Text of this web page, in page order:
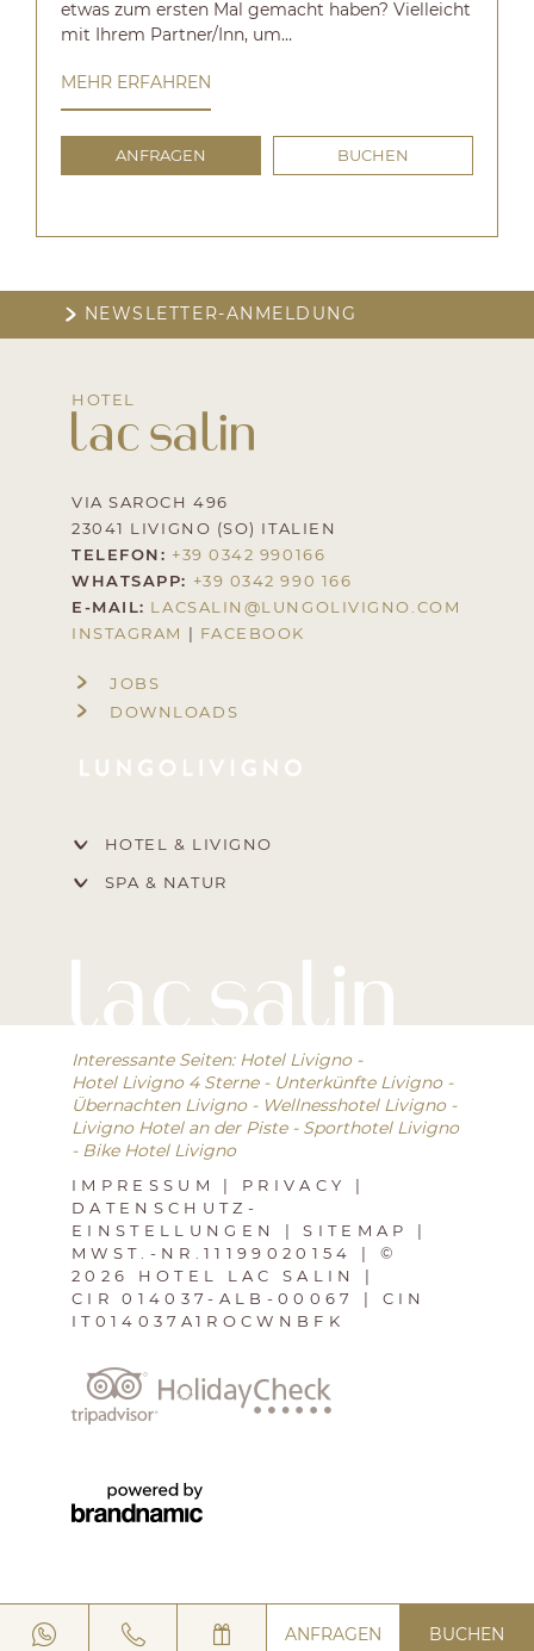
ANFRAGEN BUCHEN
etwas zum ersten Mal gemacht haben? Vielleicht
mit Ihrem Partner/Inn, um…
MEHR ERFAHREN
ANFRAGEN BUCHEN
NEWSLETTER-ANMELDUNG
HOTEL
VIA SAROCH 496
23041 LIVIGNO (SO) ITALIEN
TELEFON: +39 0342 990166
WHATSAPP: +39 0342 990 166
E-MAIL: LACSALIN@LUNGOLIVIGNO.COM
INSTAGRAM | FACEBOOK
JOBS
DOWNLOADS
HOTEL & LIVIGNO
SPA & NATUR
Interessante Seiten: Hotel Livigno -
Hotel Livigno 4 Sterne - Unterkünfte Livigno -
Übernachten Livigno - Wellnesshotel Livigno -
Livigno Hotel an der Piste - Sporthotel Livigno
- Bike Hotel Livigno
IMPRESSUM | PRIVACY |
DATENSCHUTZ-
EINSTELLUNGEN |SITEMAP |
MWST.-NR.11199020154 | ©
2026 HOTEL LAC SALIN |
CIR 014037-ALB-00067 | CIN
IT014037A1ROCWNBFK